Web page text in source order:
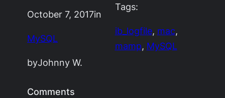
October 7, 2017in
MySQL
byJohnny W.
Tags:
ib_logfile, mac
mamp, MySQL
Comments